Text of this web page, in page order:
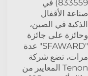
833559) في
صناعة الأقفال
الذكية في الصين،
وحائزة على جائزة
"SFAWARD" عدة
مرات، تضع شركة
Tenon المعايير من